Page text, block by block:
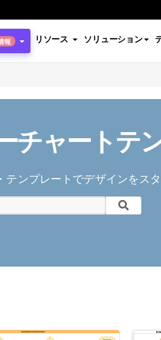
報 リソース ソリューション
チャートテ
ンプレートでデザインをス